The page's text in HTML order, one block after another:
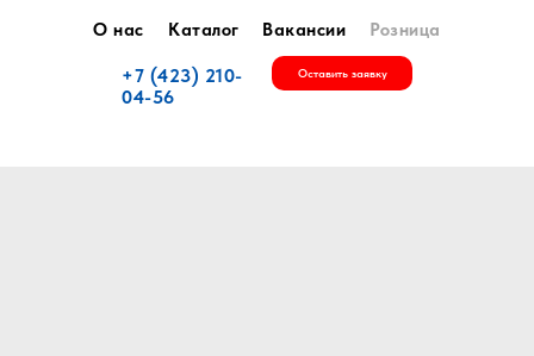
+7 (423) 210-
04-56
Оставить заявку
О нас Каталог Вакансии Розница